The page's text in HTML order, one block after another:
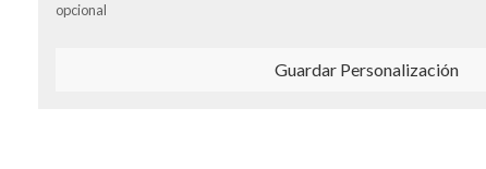
opcional
Guardar Personalización